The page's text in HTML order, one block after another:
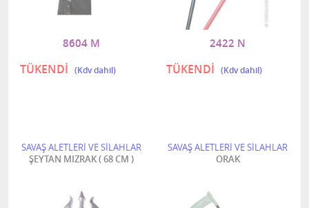
8604 M
TÜKENDİ
2422 N
TÜKENDİ
SAVAŞ ALETLERİ VE SİLAHLAR
ŞEYTAN MIZRAK ( 68 CM )
SAVAŞ ALETLERİ VE SİLAHLAR
ORAK